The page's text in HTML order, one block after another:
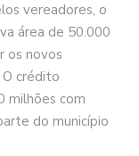
vereadores, o
área de 50.000
os novos
crédito
milhões com
do município